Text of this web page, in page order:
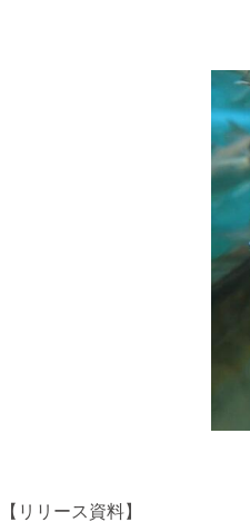
【リリース資料】